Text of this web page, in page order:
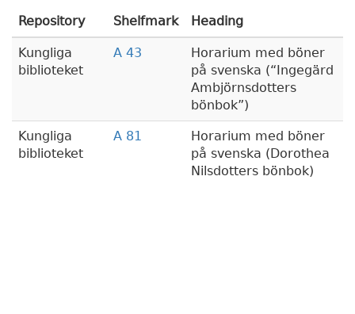
Repository Shelfmark Heading
Kungliga
biblioteket
A 43
Horarium med böner
på svenska ( Ingegärd
Ambjörnsdotters
bönbok )
Kungliga
biblioteket
A 81
Horarium med böner
på svenska (Dorothea
Nilsdotters bönbok)